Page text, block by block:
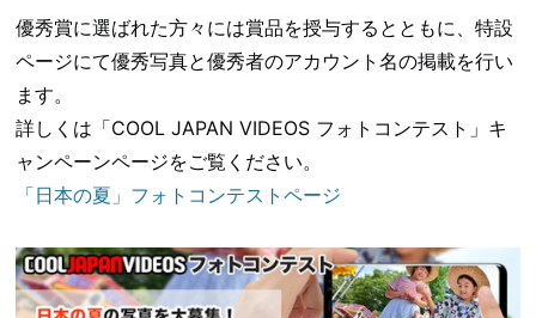
優秀賞に選ばれた方々には賞品を授与するとともに、特設
ページにて優秀写真と優秀者のアカウント名の掲載を行い
ます。
詳しくは「COOL JAPAN VIDEOS フォトコンテスト」キ
ャンペーンページをご覧ください。
「日本の夏」フォトコンテストページ